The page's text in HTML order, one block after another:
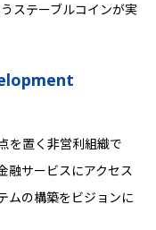
ステーブルコインが実
を置く非営利組織で
融サービスにアクセス
ムの構築をビジョンに